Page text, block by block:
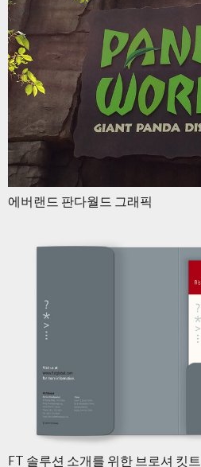
에버랜드 판다월드 그래픽
FT 솔루션 소개를 위한 브로셔 킷트